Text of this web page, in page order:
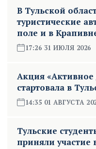
В Тульской
туристические
поле и в
17:26 31 ИЮЛЯ 2026
Акция «Активное
стартовала в
14:35 01 АВГУСТА
Тульские
приняли участие